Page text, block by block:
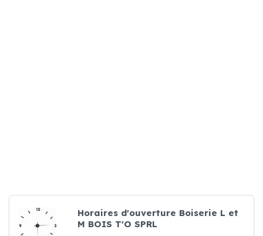
Horaires d'ouverture Boiserie L et
M BOIS T'O SPRL